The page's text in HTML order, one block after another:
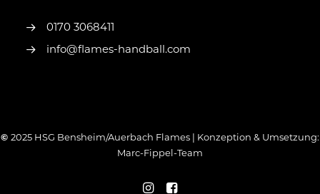
0170 3068411
info@flames-handball.com
© 2025 HSG Bensheim/Auerbach Flames | Konzeption & Umsetzung:
Marc-Fippel-Team